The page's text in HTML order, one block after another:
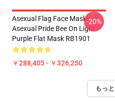
Asexual Flag Face Masks -
Asexual Pride Bee On Light
Purple Flat Mask RB1901
￥288,405 - ￥326,250
-20%
もっ